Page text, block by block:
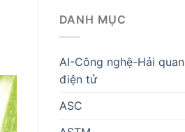
DANH MỤC
AI-Công nghệ-Hải quan
điện tử
ASC